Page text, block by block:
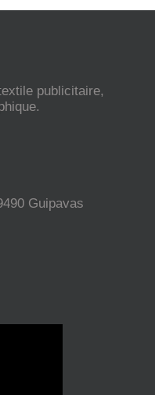
publicitaire,
Guipavas